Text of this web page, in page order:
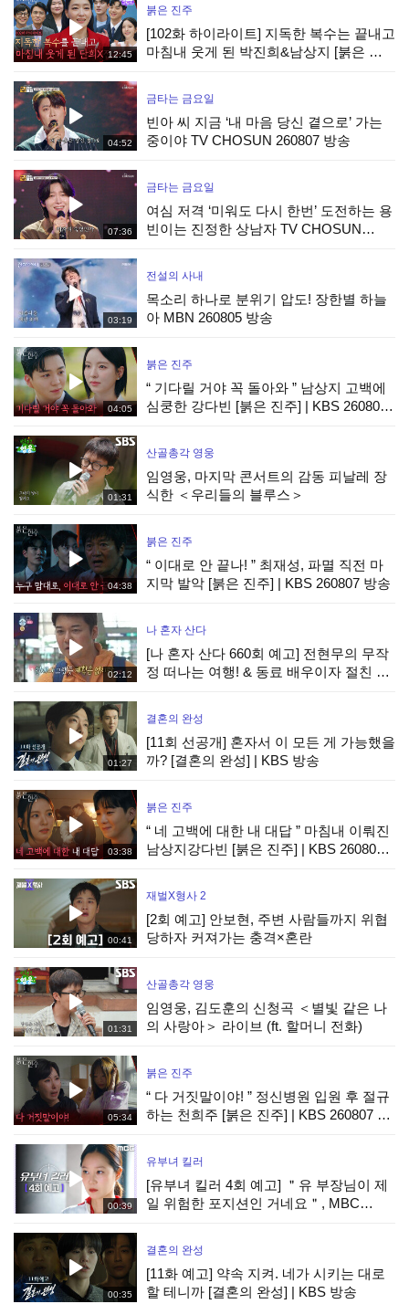
12:45
붉은 진주
[102화 하이라이트] 지독한 복수는 끝내고
마침내 웃게 된 박진희&남상지 [붉은 진
04:52
금타는 금요일
빈아 씨 지금 ‘내 마음 당신 곁으로’ 가는
중이야 TV CHOSUN 260807 방송
07:36
금타는 금요일
여심 저격 ‘미워도 다시 한번’ 도전하는 용
빈이는 진정한 상남자 TV CHOSUN
03:19
전설의 사내
목소리 하나로 분위기 압도! 장한별 하늘
아 MBN 260805 방송
04:05
붉은 진주
“ 기다릴 거야 꼭 돌아와 ” 남상지 고백에
심쿵한 강다빈 [붉은 진주] | KBS 260807
01:31
산골총각 영웅
임영웅, 마지막 콘서트의 감동 피날레 장
식한 ＜우리들의 블루스＞
04:38
붉은 진주
“ 이대로 안 끝나! ” 최재성, 파멸 직전 마
지막 발악 [붉은 진주] | KBS 260807 방송
02:12
나 혼자 산다
[나 혼자 산다 660회 예고] 전현무의 무작
정 떠나는 여행! & 동료 배우이자 절친 현
01:27
결혼의 완성
[11회 선공개] 혼자서 이 모든 게 가능했을
까? [결혼의 완성] | KBS 방송
03:38
붉은 진주
“ 네 고백에 대한 내 대답 ” 마침내 이뤄진
남상지강다빈 [붉은 진주] | KBS 260807
00:41
재벌X형사 2
[2회 예고] 안보현, 주변 사람들까지 위협
당하자 커져가는 충격×혼란
01:31
산골총각 영웅
임영웅, 김도훈의 신청곡 ＜별빛 같은 나
의 사랑아＞ 라이브 (ft. 할머니 전화)
05:34
붉은 진주
“ 다 거짓말이야! ” 정신병원 입원 후 절규
하는 천희주 [붉은 진주] | KBS 260807 방
00:39
유부녀 킬러
[유부녀 킬러 4회 예고] ＂유 부장님이 제
일 위험한 포지션인 거네요＂, MBC
00:35
결혼의 완성
[11화 예고] 약속 지켜. 네가 시키는 대로
할 테니까 [결혼의 완성] | KBS 방송